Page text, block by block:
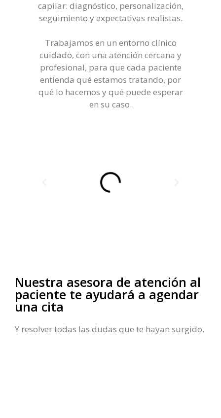
capilar: diagnóstico, personalización,
seguimiento y expectativas realistas.
Trabajamos en un entorno clínico
cuidado, con una atención cercana y
profesional, para que cada paciente
entienda qué estamos tratando, por
qué lo hacemos y qué puede esperar
en su caso.
Nuestra asesora de atención al
paciente te ayudará a agendar
una cita
Y resolver todas las dudas que te hayan surgido.